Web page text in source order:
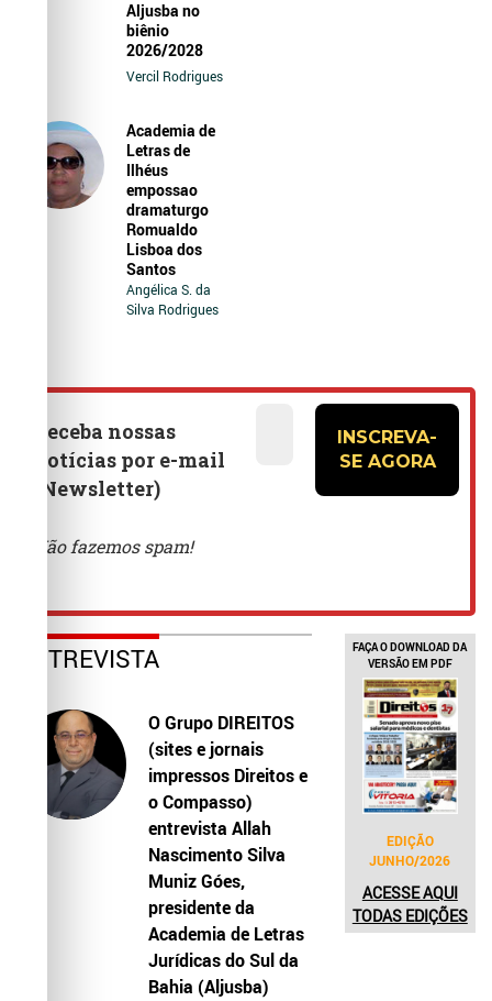
Aljusba no
biênio
2026/2028
Vercil Rodrigues
Academia de
Letras de
Ilhéus
empossao
dramaturgo
Romualdo
Lisboa dos
Santos
Angélica S. da
Silva Rodrigues
ENTREVISTA
O Grupo DIREITOS
(sites e jornais
impressos Direitos e
o Compasso)
entrevista Allah
Nascimento Silva
Muniz Góes,
presidente da
Academia de Letras
Jurídicas do Sul da
Bahia (Aljusba)
FAÇA O DOWNLOAD DA
VERSÃO EM PDF
EDIÇÃO
JUNHO/2026
ACESSE AQUI
TODAS EDIÇÕES